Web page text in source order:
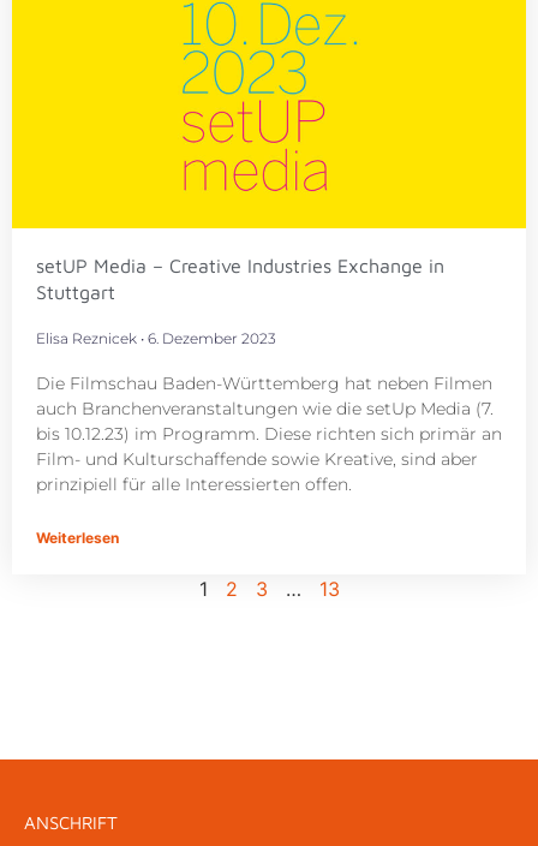
setUP Media – Creative Industries Exchange in
Stuttgart
Elisa Reznicek 6. Dezember 2023
Die Filmschau Baden-Württemberg hat neben Filmen
auch Branchenveranstaltungen wie die setUp Media (7.
bis 10.12.23) im Programm. Diese richten sich primär an
Film- und Kulturschaffende sowie Kreative, sind aber
prinzipiell für alle Interessierten offen.
Weiterlesen
1 2 3 … 13
ANSCHRIFT